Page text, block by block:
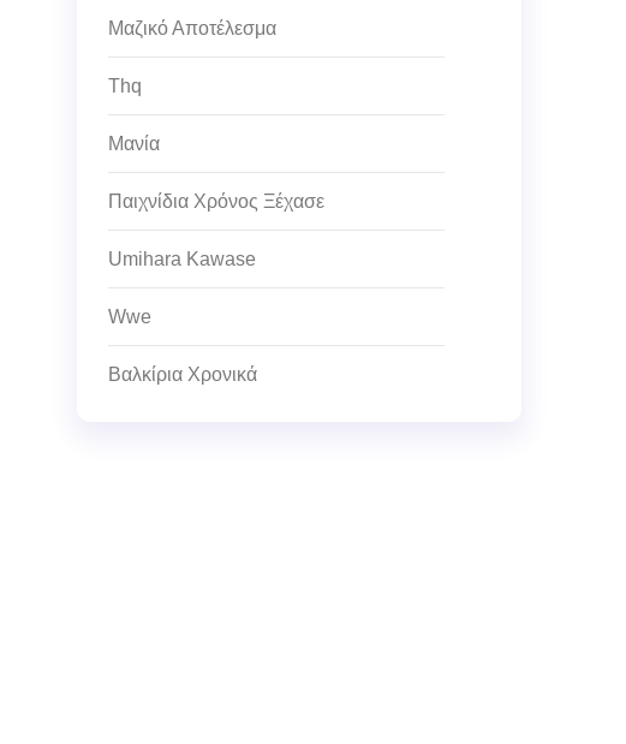
Μαζικό Αποτέλεσμα
Thq
Μανία
Παιχνίδια Χρόνος Ξέχασε
Umihara Kawase
Wwe
Βαλκίρια Χρονικά